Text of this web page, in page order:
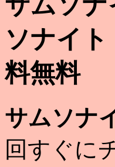
ソナイ
料無料
サムソナ
回すぐに